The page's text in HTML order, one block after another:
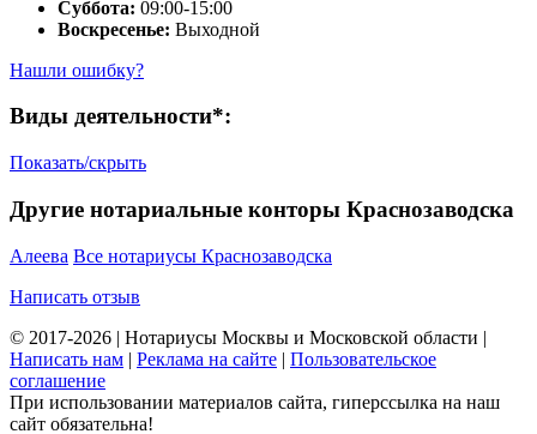
Суббота: 09:00-15:00
Воскресенье: Выходной
Нашли ошибку?
Виды деятельности*:
Показать/скрыть
Другие нотариальные конторы Краснозаводска
Алеева Все нотариусы Краснозаводска
Написать отзыв
© 2017-2026 | Нотариусы Москвы и Московской области |
Написать нам | Реклама на сайте | Пользовательское
соглашение
При использовании материалов сайта, гиперссылка на наш
сайт обязательна!